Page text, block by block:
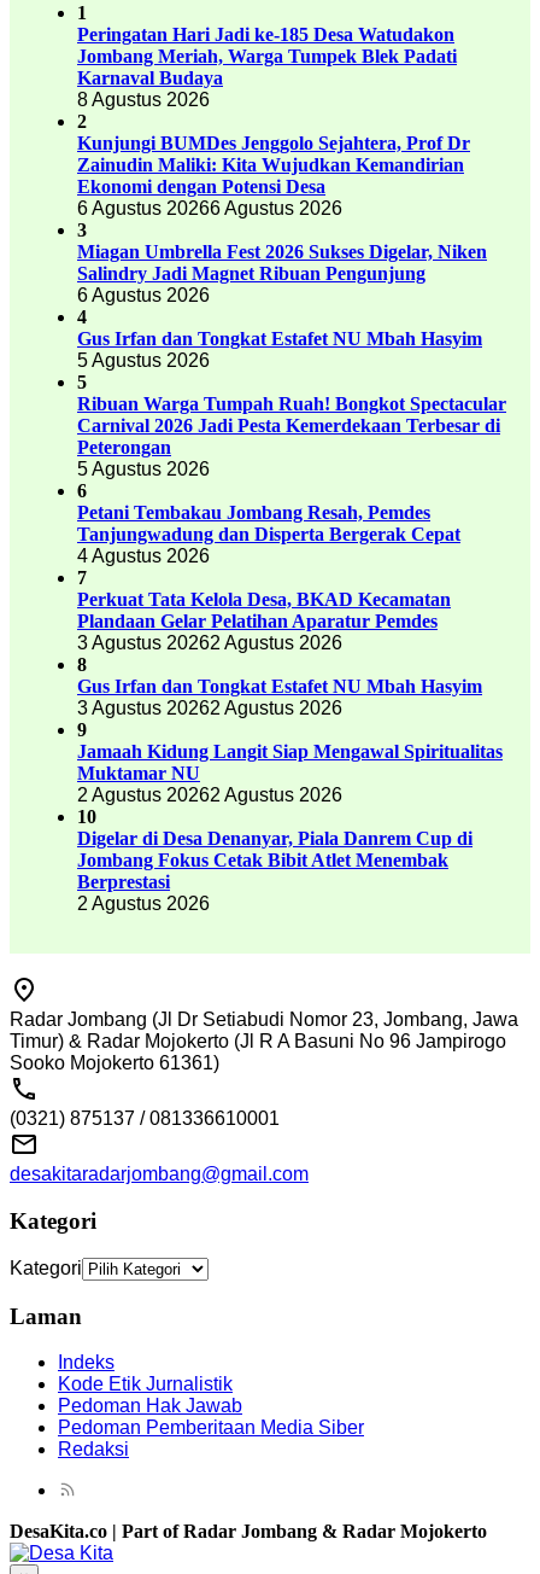
1
Peringatan Hari Jadi ke-185 Desa Watudakon
Jombang Meriah, Warga Tumpek Blek Padati
Karnaval Budaya
8 Agustus 2026
2
Kunjungi BUMDes Jenggolo Sejahtera, Prof Dr
Zainudin Maliki: Kita Wujudkan Kemandirian
Ekonomi dengan Potensi Desa
6 Agustus 20266 Agustus 2026
3
Miagan Umbrella Fest 2026 Sukses Digelar, Niken
Salindry Jadi Magnet Ribuan Pengunjung
6 Agustus 2026
4
Gus Irfan dan Tongkat Estafet NU Mbah Hasyim
5 Agustus 2026
5
Ribuan Warga Tumpah Ruah! Bongkot Spectacular
Carnival 2026 Jadi Pesta Kemerdekaan Terbesar di
Peterongan
5 Agustus 2026
6
Petani Tembakau Jombang Resah, Pemdes
Tanjungwadung dan Disperta Bergerak Cepat
4 Agustus 2026
7
Perkuat Tata Kelola Desa, BKAD Kecamatan
Plandaan Gelar Pelatihan Aparatur Pemdes
3 Agustus 20262 Agustus 2026
8
Gus Irfan dan Tongkat Estafet NU Mbah Hasyim
3 Agustus 20262 Agustus 2026
9
Jamaah Kidung Langit Siap Mengawal Spiritualitas
Muktamar NU
2 Agustus 20262 Agustus 2026
10
Digelar di Desa Denanyar, Piala Danrem Cup di
Jombang Fokus Cetak Bibit Atlet Menembak
Berprestasi
2 Agustus 2026
Radar Jombang (Jl Dr Setiabudi Nomor 23, Jombang, Jawa
Timur) & Radar Mojokerto (Jl R A Basuni No 96 Jampirogo
Sooko Mojokerto 61361)
(0321) 875137 / 081336610001
desakitaradarjombang@gmail.com
Kategori
Kategori
Laman
Indeks
Kode Etik Jurnalistik
Pedoman Hak Jawab
Pedoman Pemberitaan Media Siber
Redaksi
DesaKita.co | Part of Radar Jombang & Radar Mojokerto